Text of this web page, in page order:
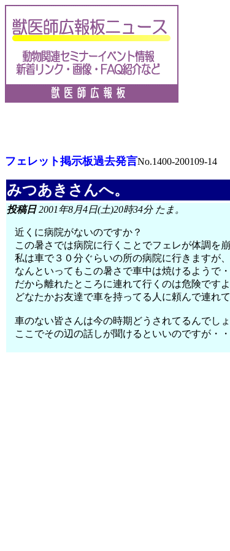
フェレット掲示板過去発言No.1400-200109-14
みつあきさんへ。
投稿日2001年8月4日(土)20時34分 たま。
近くに病院がないのですか？
この暑さでは病院に行くことでフェレが体調を
私は車で３０分ぐらいの所の病院に行きますが
なんといってもこの暑さで車中は焼けるようで
だから離れたところに連れて行くのは危険ですよ
どなたかお友達で車を持ってる人に頼んで連れ
車のない皆さんは今の時期どうされてるんでしょ
ここでその辺の話しが聞けるといいのですが・・